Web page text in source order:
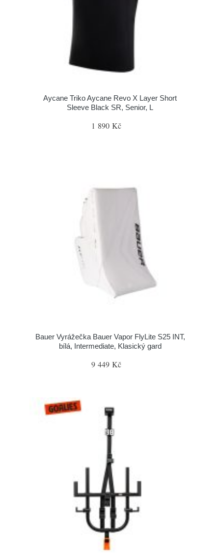
Aycane Triko Aycane Revo X Layer Short
Sleeve Black SR, Senior, L
1 890 Kč
Bauer Vyrážečka Bauer Vapor FlyLite S25 INT,
bílá, Intermediate, Klasický gard
9 449 Kč